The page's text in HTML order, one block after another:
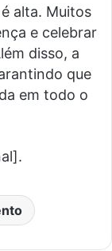
alta. Muitos
e celebrar
disso, a
que
em todo o